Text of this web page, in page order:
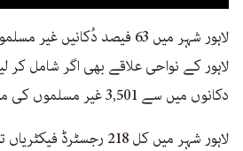
لاہور شہر میں 63 فیصد
دکانوں میں سے 3,501 غیر مسلموں کی ملکیت تھیں۔